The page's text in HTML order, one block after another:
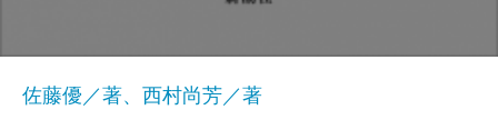
佐藤優／著、西村尚芳／著